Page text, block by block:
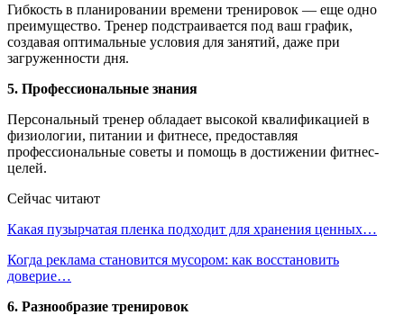
Гибкость в планировании времени тренировок — еще одно
преимущество. Тренер подстраивается под ваш график,
создавая оптимальные условия для занятий, даже при
загруженности дня.
5. Профессиональные знания
Персональный тренер обладает высокой квалификацией в
физиологии, питании и фитнесе, предоставляя
профессиональные советы и помощь в достижении фитнес-
целей.
Сейчас читают
Какая пузырчатая пленка подходит для хранения ценных…
Когда реклама становится мусором: как восстановить
доверие…
6. Разнообразие тренировок